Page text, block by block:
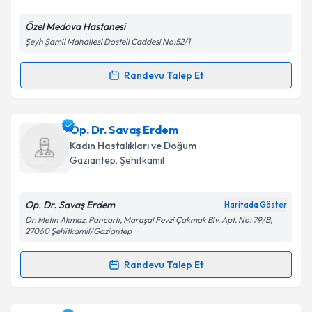
Kişisel verilerimin işlenmesine ilişkinAydınlatma
kapsamda işlenmesini kabul ediyorum.
Takvim Talebini Gönder
Özel Medova Hastanesi
Şeyh Şamil Mahallesi Dosteli Caddesi No:52/1
Randevu Talep Et
Randevu Takvimi Talebi
Op. Dr. Fatih Yılmaziçin randevu takvimi talebi
oluşturun. Size bu uzmandan randevu almanız için bir
takvim hazırlandığında e-posta ile bilgilendireceğiz.
Kişisel verilerimin işlenmesine ilişkinAydınlatma
'ni okudum ve kişisel verilerimin belirtilen
kapsamda işlenmesini kabul ediyorum.
Op. Dr. Savaş Erdem
Kadın Hastalıkları ve Doğum
Gaziantep, Şehitkamil
Op. Dr. Savaş Erdem Haritada Göster
Dr. Metin Akmaz, Pancarlı, Maraşal Fevzi Çakmak Blv. Apt. No: 79/B,
27060 Şehitkamil/Gaziantep
Randevu Talep Et
Randevu Takvimi Talebi